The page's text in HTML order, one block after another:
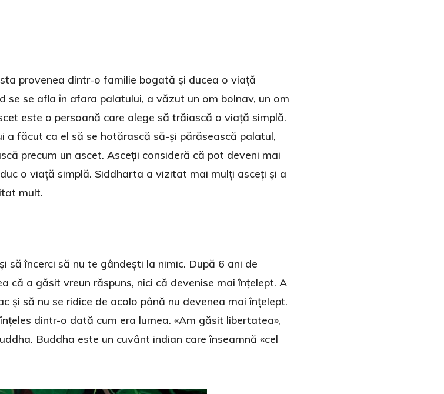
provenea dintr-o familie bogată și ducea o viață
se se afla în afara palatului, a văzut un om bolnav, un om
este o persoană care alege să trăiască o viață simplă.
a făcut ca el să se hotărască să-și părăsească palatul,
precum un ascet. Asceții consideră că pot deveni mai
o viață simplă. Siddharta a vizitat mai mulți asceți și a
mult.
încerci să nu te gândești la nimic. După 6 ani de
că a găsit vreun răspuns, nici că devenise mai înțelept. A
și să nu se ridice de acolo până nu devenea mai înțelept.
dintr-o dată cum era lumea. «Am găsit libertatea»,
Buddha este un cuvânt indian care înseamnă «cel